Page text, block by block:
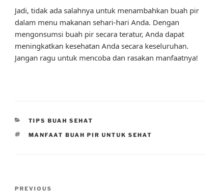
Jadi, tidak ada salahnya untuk menambahkan buah pir
dalam menu makanan sehari-hari Anda. Dengan
mengonsumsi buah pir secara teratur, Anda dapat
meningkatkan kesehatan Anda secara keseluruhan.
Jangan ragu untuk mencoba dan rasakan manfaatnya!
CATEGORIES
TIPS BUAH SEHAT
TAGS
MANFAAT BUAH PIR UNTUK SEHAT
Previous
PREVIOUS